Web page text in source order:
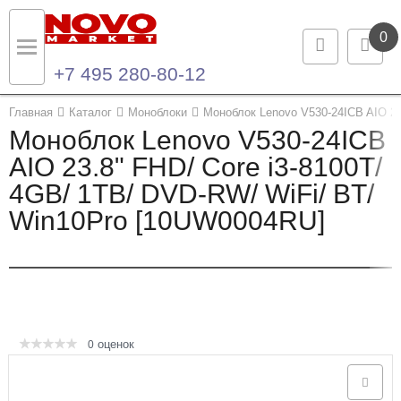
0
+7 495 280-80-12
Главная Каталог Моноблоки Моноблок Lenovo V530-24ICB AIO
Моноблок Lenovo V530-24ICB
AIO 23.8" FHD/ Core i3-8100T/
4GB/ 1TB/ DVD-RW/ WiFi/ BT/
Win10Pro [10UW0004RU]
0 оценок
Назад
Каталог продукции
Ноутбуки и ультрабуки
Компьютеры
Опции и комплектующие
Назад
Контакты
Контактная информация